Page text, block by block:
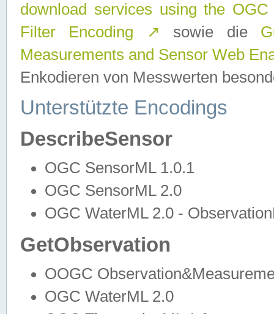
download services using the
Filter Encoding
↗ sowie die
Measurements and Sensor Web
Enkodieren von Messwerten
Unterstützte Encodings
DescribeSensor
OGC SensorML 1.0.1
OGC SensorML 2.0
OGC WaterML 2.0 -
GetObservation
OOGC
OGC WaterML 2.0